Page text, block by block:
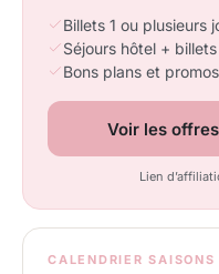
Billets 1 ou plusieurs
Séjours hôtel +
Bons plans et
Voir les
Lien
CALENDRIER SAISONS